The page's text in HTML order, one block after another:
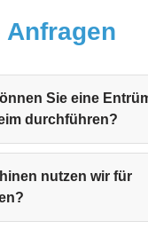
Anfragen
Sie eine
durchführen?
nutzen wir für